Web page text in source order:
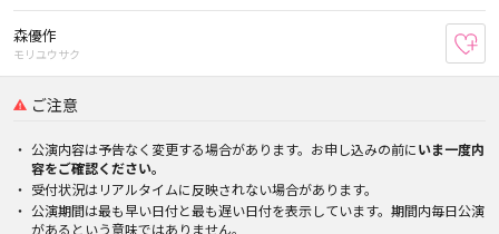
森優作
モリユウサク
ご注意
公演内容は予告なく変更する場合があります。お申し込みの前にいま一度内
容をご確認ください。
受付状況はリアルタイムに反映されない場合があります。
公演期間は最も早い日付と最も遅い日付を表示しています。期間内毎日公演
があるという意味ではありません。